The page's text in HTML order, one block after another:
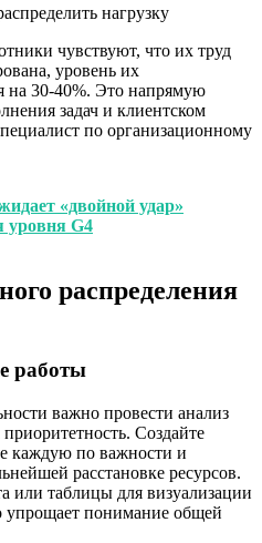
чувствуют, что их труд
уровень их
на 30-40%. Это напрямую
задач и клиентском
по организационному
«двойной удар»
уровня G4
распределения
работы
важно провести анализ
Создайте
каждую по важности и
расстановке ресурсов.
или таблицы для визуализации
упрощает понимание общей